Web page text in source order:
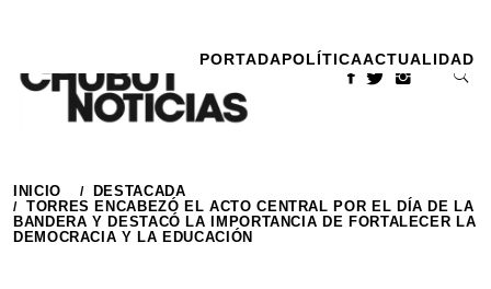
contenido
PORTADAPOLÍTICAACTUALIDAD
INICIO
DESTACADA
TORRES ENCABEZÓ EL ACTO CENTRAL POR EL DÍA DE LA
BANDERA Y DESTACÓ LA IMPORTANCIA DE FORTALECER LA
DEMOCRACIA Y LA EDUCACIÓN